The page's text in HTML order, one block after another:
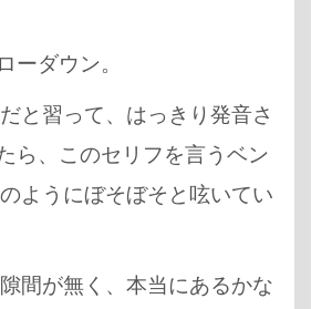
ーダウン。
と習って、はっきり発音さ
ら、このセリフを言うベン
ようにぼそぼそと呟いてい
間が無く、本当にあるかな